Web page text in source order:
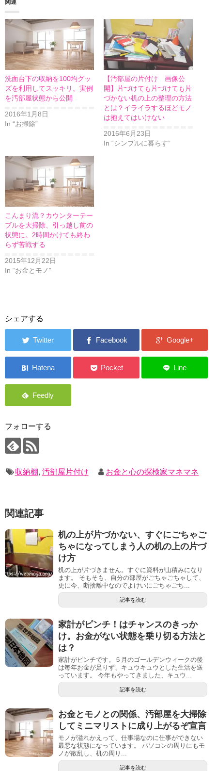
関連
洗面台下の収納を100均グッ
ズを利用してスッキリ。実例
を汚部屋状態から公開
2016年1月8日
In “お掃除”
【汚部屋の片付け 画像公
開】片づけても片づけても片
づかない机の上の整理の方法
とは？イライラするほどモノ
は抱えてはいけない
2016年6月23日
In “シンプルに暮らす”
こんまり流？カウンターテー
ブルを大掃除、引っ越し前の
状態に。2時間かけても終わ
らず苦戦する
2015年12月22日
In “お金とモノ”
シェアする
フォローする
収納棚, 汚部屋片付け お金と心の探検家マネマネ
関連記事
机の上が片づかない、すぐにごちゃご
ちゃになってしまう人の机の上の片づ
け方
机の上が片づきません。すぐに資料が山積みになり
ます。 そもそも、自分の部屋がごちゃごちゃして、
更に今、断捨離中なのでよけいにごちゃごち...
記事を読む
家計がピンチ！はチャンスのきっか
け。お金がない状態を乗り切る方法と
は？
家計がピンチです。５月のゴールデンウィークの後
は毎年お金が足りず、キュウキュウとした生活を送
っています。 今年もやってきました、キュウ...
記事を読む
お金とモノとの関係、汚部屋を大掃除
してミニマリストに成り上がるぞ宣言
モノが溢れかえって、仕事場なのに仕事ができない
最悪な状態になっています。 パソコンの周りにもモ
ノが散乱し、机の周り...
記事を読む